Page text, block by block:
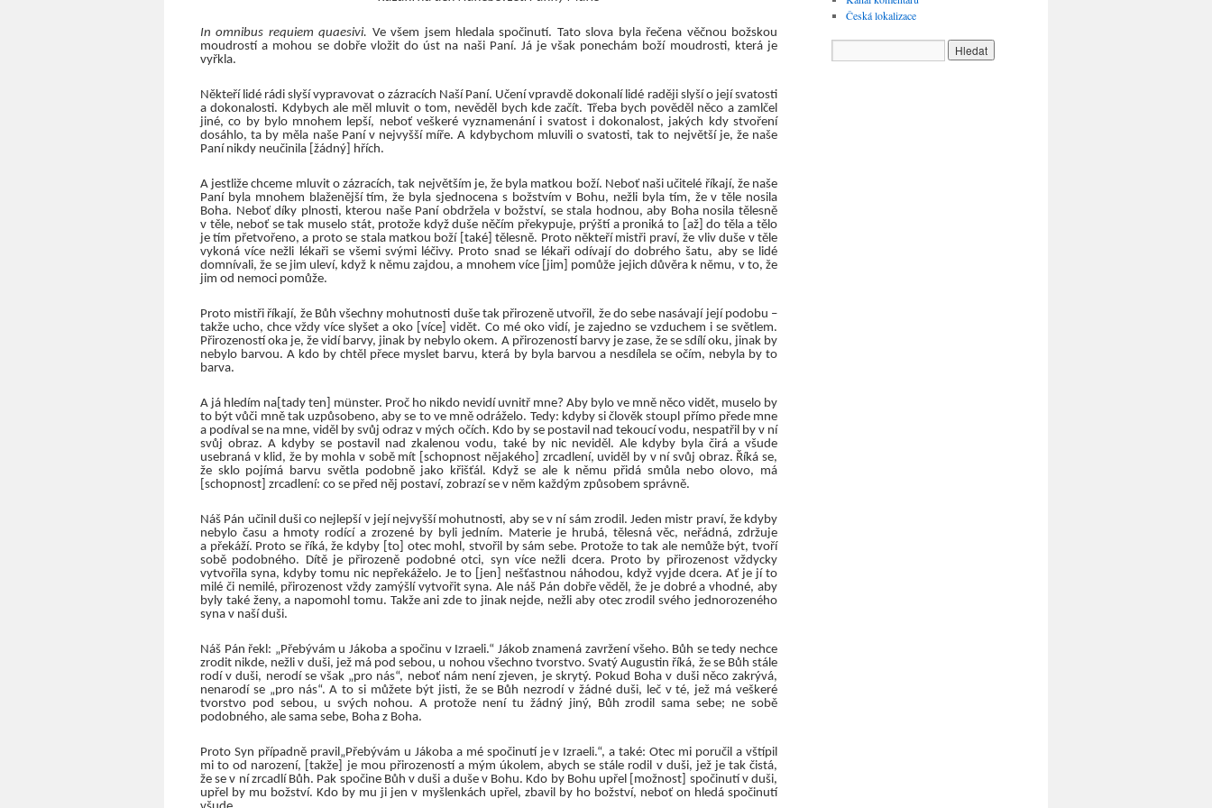
In omnibus requiem quaesivi. Ve všem jsem hledala spočinutí. Tato slova byla řečena věčnou božskou
moudrostí a mohou se dobře vložit do úst na naši Paní. Já je však ponechám boží moudrosti, která je
vyřkla.
Někteří lidé rádi slyší vypravovat o zázracích Naší Paní. Učení vpravdě dokonalí lidé raději slyší o její svatosti
a dokonalosti. Kdybych ale měl mluvit o tom, nevěděl bych kde začít. Třeba bych pověděl něco a zamlčel
jiné, co by bylo mnohem lepší, neboť veškeré vyznamenání i svatost i dokonalost, jakých kdy stvoření
dosáhlo, ta by měla naše Paní v nejvyšší míře. A kdybychom mluvili o svatosti, tak to největší je, že naše
Paní nikdy neučinila [žádný] hřích.
A jestliže chceme mluvit o zázracích, tak největším je, že byla matkou boží. Neboť naši učitelé říkají, že naše
Paní byla mnohem blaženější tím, že byla sjednocena s božstvím v Bohu, nežli byla tím, že v těle nosila
Boha. Neboť díky plnosti, kterou naše Paní obdržela v božství, se stala hodnou, aby Boha nosila tělesně
v těle, neboť se tak muselo stát, protože když duše něčím překypuje, prýští a proniká to [až] do těla a tělo
je tím přetvořeno, a proto se stala matkou boží [také] tělesně. Proto někteří mistři praví, že vliv duše v těle
vykoná více nežli lékaři se všemi svými léčivy. Proto snad se lékaři odívají do dobrého šatu, aby se lidé
domnívali, že se jim uleví, když k němu zajdou, a mnohem více [jim] pomůže jejich důvěra k němu, v to, že
jim od nemoci pomůže.
Proto mistři říkají, že Bůh všechny mohutnosti duše tak přirozeně utvořil, že do sebe nasávají její podobu –
takže ucho, chce vždy více slyšet a oko [více] vidět. Co mé oko vidí, je zajedno se vzduchem i se světlem.
Přirozeností oka je, že vidí barvy, jinak by nebylo okem. A přirozeností barvy je zase, že se sdílí oku, jinak by
nebylo barvou. A kdo by chtěl přece myslet barvu, která by byla barvou a nesdílela se očím, nebyla by to
barva.
A já hledím na[tady ten] münster. Proč ho nikdo nevidí uvnitř mne? Aby bylo ve mně něco vidět, muselo by
to být vůči mně tak uzpůsobeno, aby se to ve mně odráželo. Tedy: kdyby si člověk stoupl přímo přede mne
a podíval se na mne, viděl by svůj odraz v mých očích. Kdo by se postavil nad tekoucí vodu, nespatřil by v ní
svůj obraz. A kdyby se postavil nad zkalenou vodu, také by nic neviděl. Ale kdyby byla čirá a všude
usebraná v klid, že by mohla v sobě mít [schopnost nějakého] zrcadlení, uviděl by v ní svůj obraz. Říká se,
že sklo pojímá barvu světla podobně jako křišťál. Když se ale k němu přidá smůla nebo olovo, má
[schopnost] zrcadlení: co se před něj postaví, zobrazí se v něm každým způsobem správně.
Náš Pán učinil duši co nejlepší v její nejvyšší mohutnosti, aby se v ní sám zrodil. Jeden mistr praví, že kdyby
nebylo času a hmoty rodící a zrozené by byli jedním. Materie je hrubá, tělesná věc, neřádná, zdržuje
a překáží. Proto se říká, že kdyby [to] otec mohl, stvořil by sám sebe. Protože to tak ale nemůže být, tvoří
sobě podobného. Dítě je přirozeně podobné otci, syn více nežli dcera. Proto by přirozenost vždycky
vytvořila syna, kdyby tomu nic nepřekáželo. Je to [jen] nešťastnou náhodou, když vyjde dcera. Ať je jí to
milé či nemilé, přirozenost vždy zamýšlí vytvořit syna. Ale náš Pán dobře věděl, že je dobré a vhodné, aby
byly také ženy, a napomohl tomu. Takže ani zde to jinak nejde, nežli aby otec zrodil svého jednorozeného
syna v naší duši.
Náš Pán řekl: „Přebývám u Jákoba a spočinu v Izraeli.“ Jákob znamená zavržení všeho. Bůh se tedy nechce
zrodit nikde, nežli v duši, jež má pod sebou, u nohou všechno tvorstvo. Svatý Augustin říká, že se Bůh stále
rodí v duši, nerodí se však „pro nás“, neboť nám není zjeven, je skrytý. Pokud Boha v duši něco zakrývá,
nenarodí se „pro nás“. A to si můžete být jisti, že se Bůh nezrodí v žádné duši, leč v té, jež má veškeré
tvorstvo pod sebou, u svých nohou. A protože není tu žádný jiný, Bůh zrodil sama sebe; ne sobě
podobného, ale sama sebe, Boha z Boha.
Proto Syn případně pravil„Přebývám u Jákoba a mé spočinutí je v Izraeli.“, a také: Otec mi poručil a vštípil
mi to od narození, [takže] je mou přirozeností a mým úkolem, abych se stále rodil v duši, jež je tak čistá,
že se v ní zrcadlí Bůh. Pak spočine Bůh v duši a duše v Bohu. Kdo by Bohu upřel [možnost] spočinutí v duši,
upřel by mu božství. Kdo by mu ji jen v myšlenkách upřel, zbavil by ho božství, neboť on hledá spočinutí
Česká lokalizace